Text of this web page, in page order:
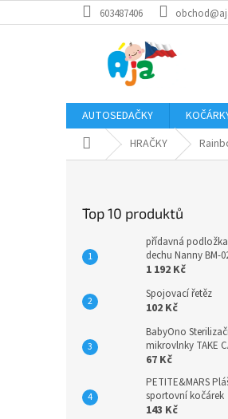
na
603487406
AUTOSEDAČKY
Domů HRAČKY
Top 10 produktů
přídavná
dechu Nanny BM-
1 192 Kč
Spojovací řetěz
102 Kč
BabyOno
mikrovlnky TAKE
67 Kč
PETITE&MARS
sportovní kočárek
143 Kč